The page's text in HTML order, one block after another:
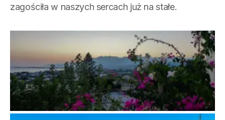
zagościła w naszych sercach już na stałe.